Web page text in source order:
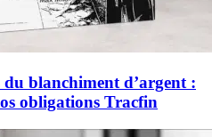
du blanchiment d’argent :
obligations Tracfin